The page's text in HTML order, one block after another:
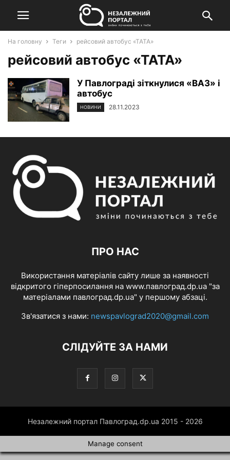
На головну Теги рейсовий автобус «ТАТА»
рейсовий автобус «ТАТА»
У Павлограді зіткнулися «ВАЗ» і
автобус
НОВИНИ 28.11.2023
ПРО НАС
Використання матеріалів сайту лише за наявності
відкритого гіперпосилання на www.павлоград.dp.ua "за
матеріалами павлоград.dp.ua" у першому абзаці.
Зв'язатися з нами: newspavlograd2020@gmail.com
СЛІДУЙТЕ ЗА НАМИ
Незалежний портал Павлоград.dp.ua 2015 - 2026
Manage consent